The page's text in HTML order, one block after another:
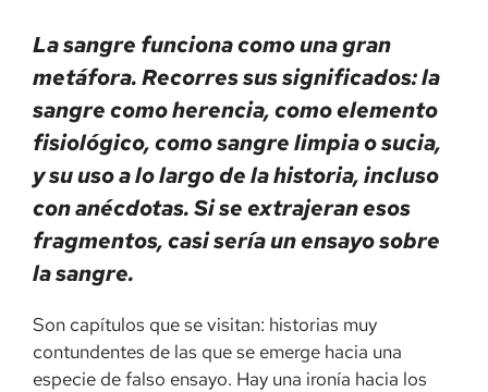
La sangre funciona como una gran
metáfora. Recorres sus significados: la
sangre como herencia, como elemento
fisiológico, como sangre limpia o sucia,
y su uso a lo largo de la historia, incluso
con anécdotas. Si se extrajeran esos
fragmentos, casi sería un ensayo sobre
la sangre.
Son capítulos que se visitan: historias muy
contundentes de las que se emerge hacia una
especie de falso ensayo. Hay una ironía hacia los